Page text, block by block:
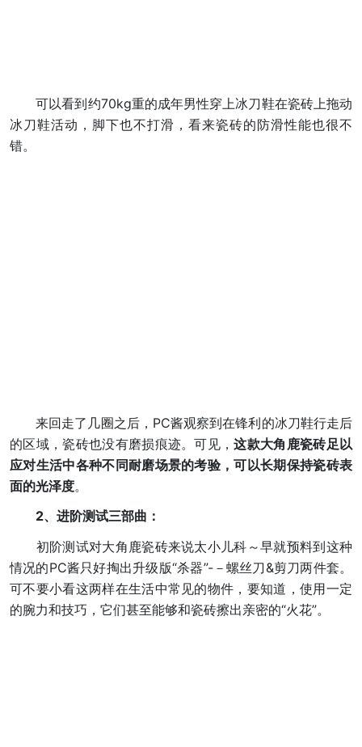
可以看到约70kg重的成年男性穿上冰刀鞋在瓷砖上拖动
冰刀鞋活动，脚下也不打滑，看来瓷砖的防滑性能也很不
错。
来回走了几圈之后，PC酱观察到在锋利的冰刀鞋行走后
的区域，瓷砖也没有磨损痕迹。可见，这款大角鹿瓷砖足以
应对生活中各种不同耐磨场景的考验，可以长期保持瓷砖表
面的光泽度。
2、进阶测试三部曲：
初阶测试对大角鹿瓷砖来说太小儿科～早就预料到这种
情况的PC酱只好掏出升级版“杀器”-－螺丝刀&剪刀两件套。
可不要小看这两样在生活中常见的物件，要知道，使用一定
的腕力和技巧，它们甚至能够和瓷砖擦出亲密的“火花”。